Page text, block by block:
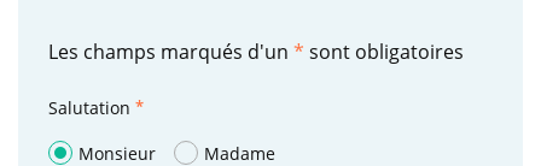
Les champs marqués d'un * sont obligatoires
Salutation
Monsieur
Madame